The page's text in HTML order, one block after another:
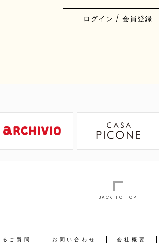
ログイン / 会員登録
BACK TO TOP
ご質問 お問い合わせ 会社概要